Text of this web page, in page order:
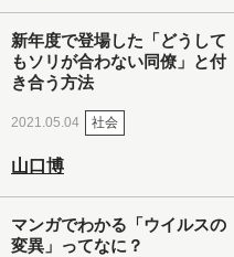
新年度で登場した「どうして
もソリが合わない同僚」と付
き合う方法
2021.05.04 社会
山口博
マンガでわかる「ウイルスの
変異」ってなに？